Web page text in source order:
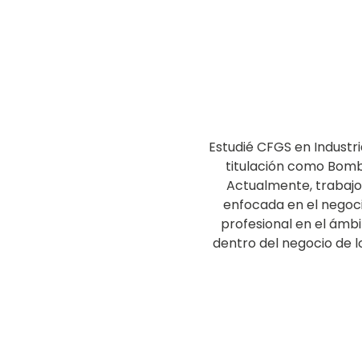
Estudié CFGS en
titulación como
Actualmente,
enfocada en el
profesional en el
dentro del negocio de